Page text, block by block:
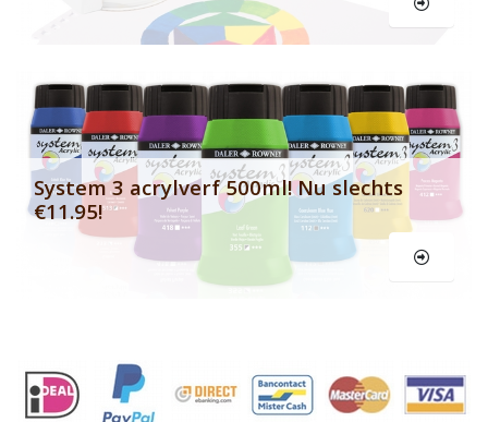
System 3 acrylverf 500ml! Nu slechts
€11.95!